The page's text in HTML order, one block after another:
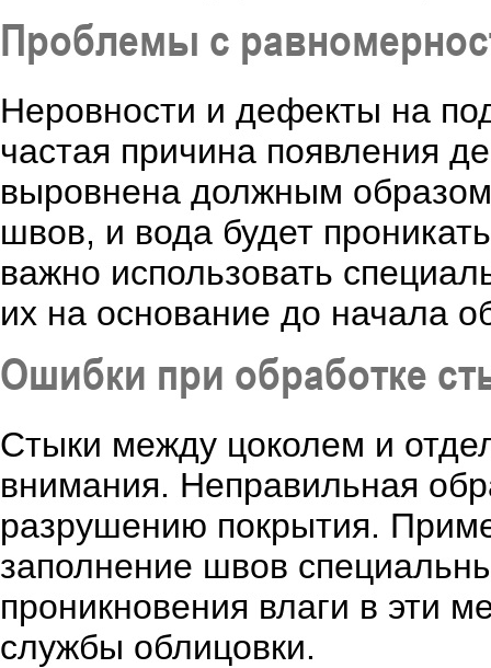
Проблемы с
Неровности и дефекты на
частая причина появления
выровнена должным
швов, и вода будет
важно использовать
их на основание до начала
Ошибки при обработке
Стыки между цоколем и
внимания. Неправильная
разрушению покрытия.
заполнение швов
проникновения влаги в эти
службы облицовки.